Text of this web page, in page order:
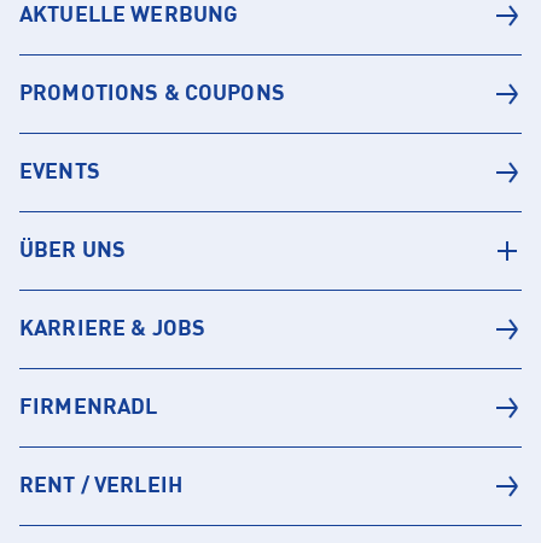
AKTUELLE WERBUNG
PROMOTIONS & COUPONS
EVENTS
ÜBER UNS
KARRIERE & JOBS
FIRMENRADL
RENT / VERLEIH